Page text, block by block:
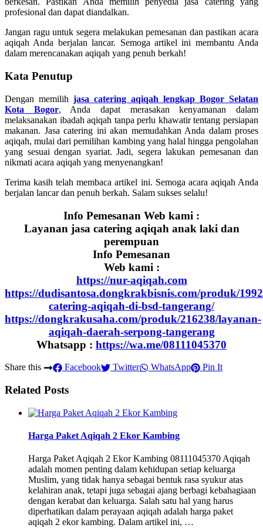
profesional dan dapat diandalkan.
Jangan ragu untuk segera melakukan pemesanan dan pastikan acara
aqiqah Anda berjalan lancar. Semoga artikel ini membantu Anda
dalam merencanakan aqiqah yang penuh berkah!
Kata Penutup
Dengan memilih jasa catering aqiqah lengkap Bogor Selatan
Kota Bogor, Anda dapat merasakan kenyamanan dalam
melaksanakan ibadah aqiqah tanpa perlu khawatir tentang persiapan
makanan. Jasa catering ini akan memudahkan Anda dalam proses
aqiqah, mulai dari pemilihan kambing yang halal hingga pengolahan
yang sesuai dengan syariat. Jadi, segera lakukan pemesanan dan
nikmati acara aqiqah yang menyenangkan!
Terima kasih telah membaca artikel ini. Semoga acara aqiqah Anda
berjalan lancar dan penuh berkah. Salam sukses selalu!
Info Pemesanan Web kami :
Layanan jasa catering aqiqah anak laki dan
perempuan
Info Pemesanan
Web kami :
https://nur-aqiqah.com
https://dudisantosa.dongkrakbisnis.com/produk/
catering-aqiqah-di-bsd-tangerang/
https://dongkrakusaha.com/produk/216238/layanan-
aqiqah-daerah-serpong-tangerang
Whatsapp : https://wa.me/08111045370
Share this Facebook Twitter WhatsApp Pin It
Related Posts
Harga Paket Aqiqah 2 Ekor Kambing
Harga Paket Aqiqah 2 Ekor Kambing 08111045370 Aqiqah
adalah momen penting dalam kehidupan setiap keluarga
Muslim, yang tidak hanya sebagai bentuk rasa syukur atas
kelahiran anak, tetapi juga sebagai ajang berbagi kebahagiaan
dengan kerabat dan keluarga. Salah satu hal yang harus
diperhatikan dalam perayaan aqiqah adalah harga paket
aqiqah 2 ekor kambing. Dalam artikel ini, …